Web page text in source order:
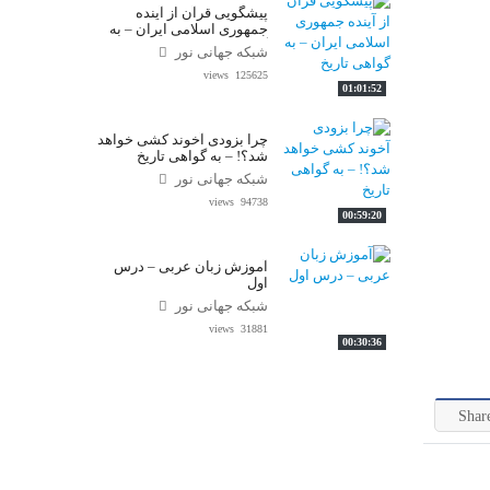
واحد علمی – درس تفسیر آسان
واحد علمی – درس صحیح بخاری
واحد علمی – فقه السنه
01:01:52
پیشگویی قرآن از آینده
جمهوری اسلامی ایران – به
گواهی تاریخ
شبکه جهانی نور
125625 views
00:59:20
چرا بزودی آخوند کشی خواهد
شد؟! – به گواهی تاریخ
شبکه جهانی نور
94738 views
00:30:36
آموزش زبان عربی – درس
اول
شبکه جهانی نور
31881 views